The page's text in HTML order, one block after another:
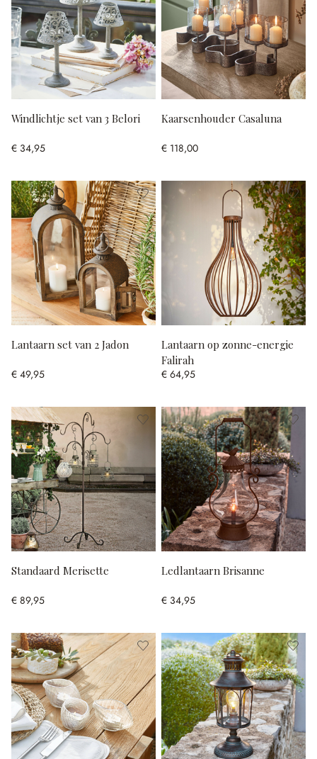
Windlichtje set van 3 Belori
€ 34,95
Kaarsenhouder Casaluna
€ 118,00
Lantaarn set van 2 Jadon
€ 49,95
Lantaarn op zonne-energie
Falirah
€ 64,95
Standaard Merisette
€ 89,95
Ledlantaarn Brisanne
€ 34,95